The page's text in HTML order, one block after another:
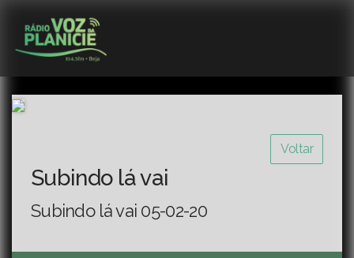
Voltar
Subindo lá vai
Subindo lá vai 05-02-20